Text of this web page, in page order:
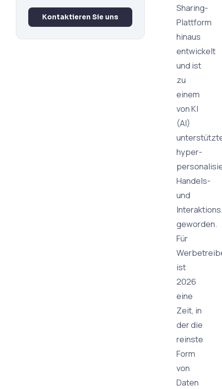
Kontaktieren Sie uns
Sharing-
Plattform
hinaus
entwickelt
und ist
zu
einem
von KI
(AI)
hyper-
Handels-
und
geworden.
Für
ist
2026
eine
Zeit, in
der die
reinste
Form
von
Daten